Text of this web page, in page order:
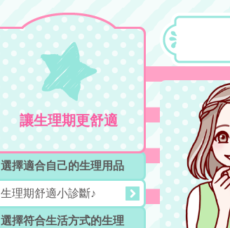
讓生理期更舒適
選擇適合自己的生理用品
生理期舒適小診斷♪
選擇符合生活方式的生理